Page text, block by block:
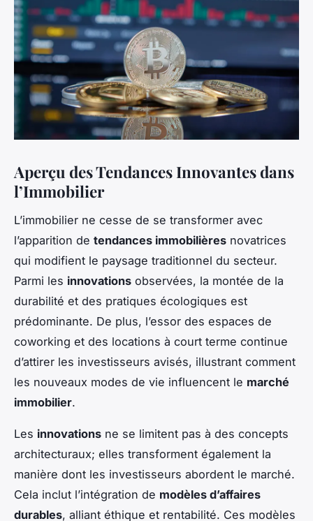
Aperçu des Tendances Innovantes dans
l’Immobilier
L’immobilier ne cesse de se transformer avec
l’apparition de tendances immobilières novatrices
qui modifient le paysage traditionnel du secteur.
Parmi les innovations observées, la montée de la
durabilité et des pratiques écologiques est
prédominante. De plus, l’essor des espaces de
coworking et des locations à court terme continue
d’attirer les investisseurs avisés, illustrant comment
les nouveaux modes de vie influencent le marché
immobilier.
Les innovations ne se limitent pas à des concepts
architecturaux; elles transforment également la
manière dont les investisseurs abordent le marché.
Cela inclut l’intégration de modèles d’affaires
durables, alliant éthique et rentabilité. Ces modèles